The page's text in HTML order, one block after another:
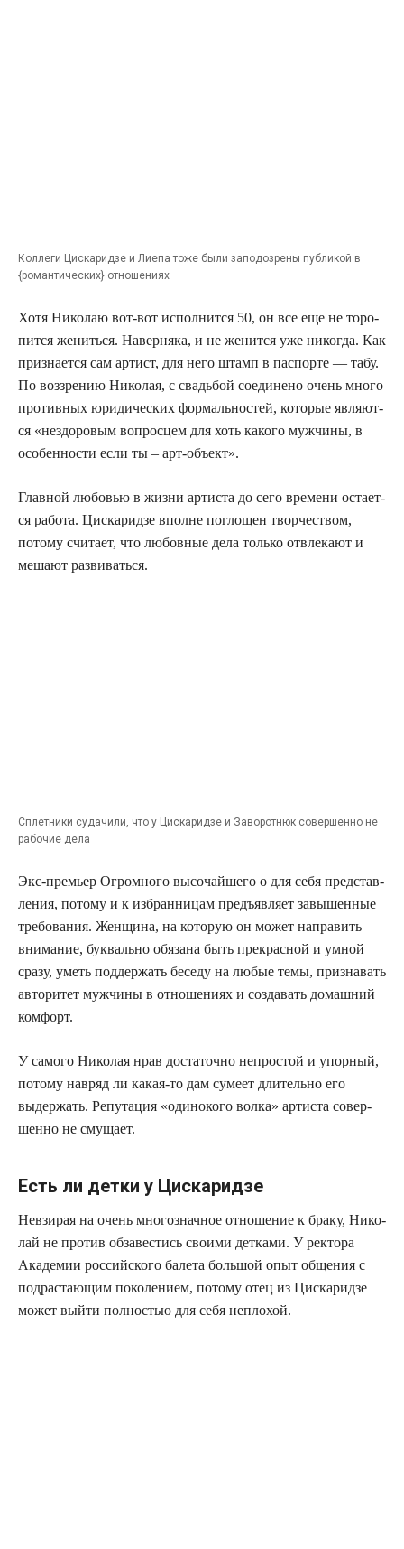
Кол­ле­ги Цис­ка­рид­зе и Лие­па тоже были запо­до­зре­ны пуб­ли­кой в
{роман­ти­че­ских} отношениях
Хотя Нико­лаю вот-вот испол­нит­ся 50, он все еще не торо­
пит­ся женить­ся. Навер­ня­ка, и не женит­ся уже нико­гда. Как
при­зна­ет­ся сам артист, для него штамп в пас­пор­те — табу.
По воз­зре­нию Нико­лая, с сва­дьбой соеди­не­но очень мно­го
про­тив­ных юри­ди­че­ских фор­маль­но­стей, кото­рые явля­ют­
ся «нездо­ро­вым вопрос­цем для хоть како­го муж­чи­ны, в
осо­бен­но­сти если ты – арт-объект».
Глав­ной любо­вью в жиз­ни арти­ста до сего вре­ме­ни оста­ет­
ся рабо­та. Цис­ка­рид­зе вполне погло­щен твор­че­ством,
пото­му счи­та­ет, что любов­ные дела толь­ко отвле­ка­ют и
меша­ют развиваться.
Сплет­ни­ки суда­чи­ли, что у Цис­ка­рид­зе и Заво­рот­нюк совер­шен­но не
рабо­чие дела
Экс-пре­мьер Огром­но­го высо­чай­ше­го о для себя пред­став­
ле­ния, пото­му и к избран­ни­цам предъ­яв­ля­ет завы­шен­ные
тре­бо­ва­ния. Жен­щи­на, на кото­рую он может напра­вить
вни­ма­ние, бук­валь­но обя­за­на быть пре­крас­ной и умной
сра­зу, уметь под­дер­жать бесе­ду на любые темы, при­зна­вать
авто­ри­тет муж­чи­ны в отно­ше­ни­ях и созда­вать домаш­ний
комфорт.
У само­го Нико­лая нрав доста­точ­но непро­стой и упор­ный,
пото­му навряд ли какая-то дам суме­ет дли­тель­но его
выдер­жать. Репу­та­ция «оди­но­ко­го вол­ка» арти­ста совер­
шен­но не смущает.
Есть ли детки у Цискаридзе
Невзи­рая на очень мно­го­знач­ное отно­ше­ние к бра­ку, Нико­
лай не про­тив обза­ве­стись сво­и­ми дет­ка­ми. У рек­то­ра
Ака­де­мии рос­сий­ско­го бале­та боль­шой опыт обще­ния с
под­рас­та­ю­щим поко­ле­ни­ем, пото­му отец из Цис­ка­рид­зе
может вый­ти пол­но­стью для себя неплохой.